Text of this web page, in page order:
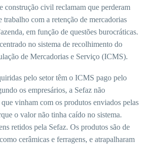
construção civil reclamam que perderam
trabalho com a retenção de mercadorias
em função de questões burocráticas.
no sistema de recolhimento do
de Mercadorias e Serviço (ICMS).
pelo setor têm o ICMS pago pelo
os empresários, a Sefaz não
vinham com os produtos enviados pelas
o valor não tinha caído no sistema.
retidos pela Sefaz. Os produtos são de
cerâmicas e ferragens, e atrapalharam